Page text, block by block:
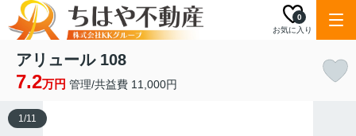
お気に入り
0
アリュール 108
7.2万円 管理/共益費 11,000円
1/11